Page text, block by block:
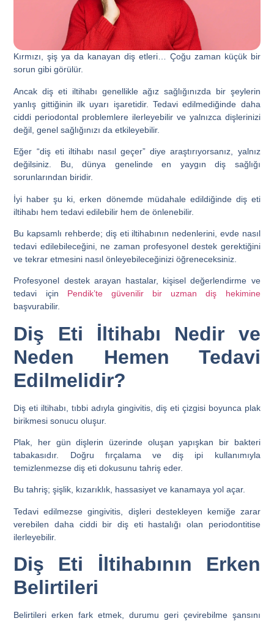
Kırmızı, şiş ya da kanayan diş etleri… Çoğu zaman küçük bir
sorun gibi görülür.
Ancak diş eti iltihabı genellikle ağız sağlığınızda bir şeylerin
yanlış gittiğinin ilk uyarı işaretidir. Tedavi edilmediğinde daha
ciddi periodontal problemlere ilerleyebilir ve yalnızca dişlerinizi
değil, genel sağlığınızı da etkileyebilir.
Eğer “diş eti iltihabı nasıl geçer” diye araştırıyorsanız, yalnız
değilsiniz. Bu, dünya genelinde en yaygın diş sağlığı
sorunlarından biridir.
İyi haber şu ki, erken dönemde müdahale edildiğinde diş eti
iltihabı hem tedavi edilebilir hem de önlenebilir.
Bu kapsamlı rehberde; diş eti iltihabının nedenlerini, evde nasıl
tedavi edilebileceğini, ne zaman profesyonel destek gerektiğini
ve tekrar etmesini nasıl önleyebileceğinizi öğreneceksiniz.
Profesyonel destek arayan hastalar, kişisel değerlendirme ve
tedavi için Pendik’te güvenilir bir uzman diş hekimine
başvurabilir.
Diş Eti İltihabı Nedir ve
Neden Hemen Tedavi
Edilmelidir?
Diş eti iltihabı, tıbbi adıyla gingivitis, diş eti çizgisi boyunca plak
birikmesi sonucu oluşur.
Plak, her gün dişlerin üzerinde oluşan yapışkan bir bakteri
tabakasıdır. Doğru fırçalama ve diş ipi kullanımıyla
temizlenmezse diş eti dokusunu tahriş eder.
Bu tahriş; şişlik, kızarıklık, hassasiyet ve kanamaya yol açar.
Tedavi edilmezse gingivitis, dişleri destekleyen kemiğe zarar
verebilen daha ciddi bir diş eti hastalığı olan periodontitise
ilerleyebilir.
Diş Eti İltihabının Erken
Belirtileri
Belirtileri erken fark etmek, durumu geri çevirebilme şansını